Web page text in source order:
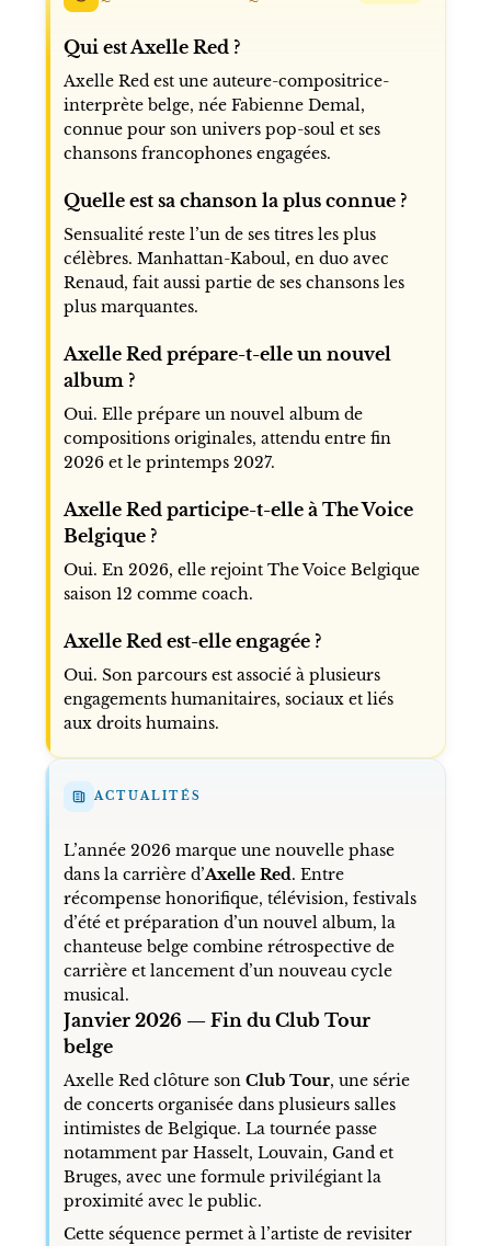
Qui est Axelle Red ?
Axelle Red est une auteure-compositrice-
interprète belge, née Fabienne Demal,
connue pour son univers pop-soul et ses
chansons francophones engagées.
Quelle est sa chanson la plus connue ?
Sensualité reste l’un de ses titres les plus
célèbres. Manhattan-Kaboul, en duo avec
Renaud, fait aussi partie de ses chansons les
plus marquantes.
Axelle Red prépare-t-elle un nouvel
album ?
Oui. Elle prépare un nouvel album de
compositions originales, attendu entre fin
2026 et le printemps 2027.
Axelle Red participe-t-elle à The Voice
Belgique ?
Oui. En 2026, elle rejoint The Voice Belgique
saison 12 comme coach.
Axelle Red est-elle engagée ?
Oui. Son parcours est associé à plusieurs
engagements humanitaires, sociaux et liés
aux droits humains.
ACTUALITÉS
L’année 2026 marque une nouvelle phase
dans la carrière d’Axelle Red. Entre
récompense honorifique, télévision, festivals
d’été et préparation d’un nouvel album, la
chanteuse belge combine rétrospective de
carrière et lancement d’un nouveau cycle
musical.
Janvier 2026 — Fin du Club Tour
belge
Axelle Red clôture son Club Tour, une série
de concerts organisée dans plusieurs salles
intimistes de Belgique. La tournée passe
notamment par Hasselt, Louvain, Gand et
Bruges, avec une formule privilégiant la
proximité avec le public.
Cette séquence permet à l’artiste de revisiter